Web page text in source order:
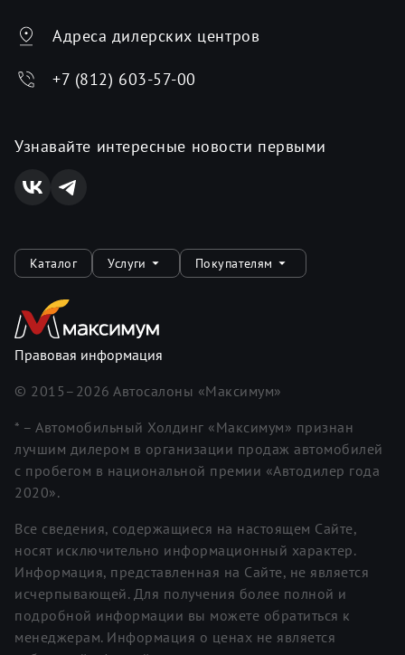
Адреса дилерских центров
+7 (812) 603-57-00
Узнавайте интересные новости первыми
Каталог Услуги Покупателям
Правовая информация
© 2015– 2026 Автосалоны «Максимум»
* – Автомобильный Холдинг «Максимум» признан
лучшим дилером в организации продаж автомобилей
с пробегом в национальной премии «Автодилер года
2020».
Все сведения, содержащиеся на настоящем Сайте,
носят исключительно информационный характер.
Информация, представленная на Сайте, не является
исчерпывающей. Для получения более полной и
подробной информации вы можете обратиться к
менеджерам. Информация о ценах не является